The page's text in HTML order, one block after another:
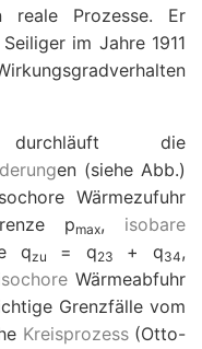
reale Prozesse. Er
im Jahre 1911
durchläuft die
en (siehe Abb.)
Wärmezufuhr
pmax, isobare
qzu = q23 + q34,
Wärmeabfuhr
Grenzfälle vom
Kreisprozess(Otto-